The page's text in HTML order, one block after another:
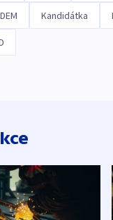
Kandidátka